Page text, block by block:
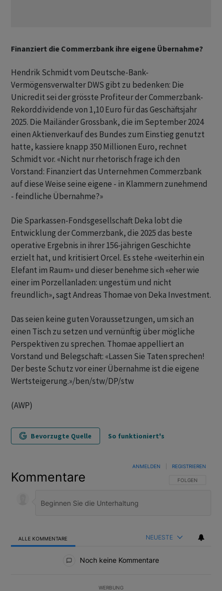
Finanziert die Commerzbank ihre eigene Übernahme?
Hendrik Schmidt vom Deutsche-Bank-
Vermögensverwalter DWS gibt zu bedenken: Die
Unicredit sei der grösste Profiteur der Commerzbank-
Rekorddividende von 1,10 Euro für das Geschäftsjahr
2025. Die Mailänder Grossbank, die im September 2024
einen Aktienverkauf des Bundes zum Einstieg genutzt
hatte, kassiere knapp 350 Millionen Euro, rechnet
Schmidt vor. «Nicht nur rhetorisch frage ich den
Vorstand: Finanziert das Unternehmen Commerzbank
auf diese Weise seine eigene - in Klammern zunehmend
- feindliche Übernahme?»
Die Sparkassen-Fondsgesellschaft Deka lobt die
Entwicklung der Commerzbank, die 2025 das beste
operative Ergebnis in ihrer 156-jährigen Geschichte
erzielt hat, und kritisiert Orcel. Es stehe «weiterhin ein
Elefant im Raum» und dieser benehme sich «eher wie
einer im Porzellanladen: ungestüm und nicht
freundlich», sagt Andreas Thomae von Deka Investment.
Das seien keine guten Voraussetzungen, um sich an
einen Tisch zu setzen und vernünftig über mögliche
Perspektiven zu sprechen. Thomae appelliert an
Vorstand und Belegschaft: «Lassen Sie Taten sprechen!
Der beste Schutz vor einer Übernahme ist die eigene
Wertsteigerung.»/ben/stw/DP/stw
(AWP)
Bevorzugte Quelle So funktioniert's
Kommentare FOLGE DIESER
FOLGEN
ANMELDEN REGISTRIEREN
ALLE KOMMENTARE NEUESTE
Noch keine Kommentare
WERBUNG